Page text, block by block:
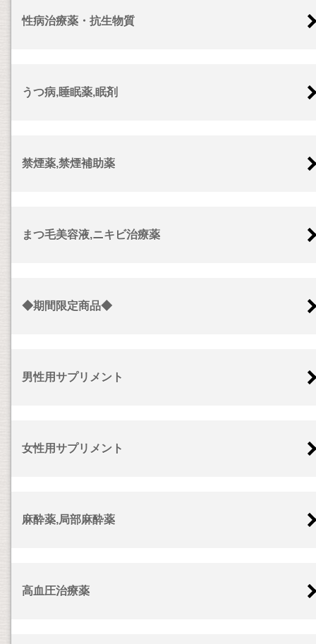
性病治療薬・抗生物質
うつ病,睡眠薬,眠剤
禁煙薬,禁煙補助薬
まつ毛美容液,ニキビ治療薬
◆期間限定商品◆
男性用サプリメント
女性用サプリメント
麻酔薬,局部麻酔薬
高血圧治療薬